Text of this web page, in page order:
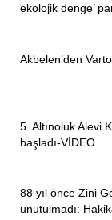
ekolojik denge’
Akbelen’den
5. Altınoluk Alevi
başladı-VİDEO
88 yıl önce Zini
unutulmadı: